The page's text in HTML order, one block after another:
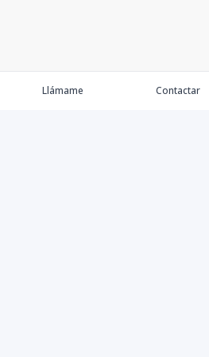
Llámame Contactar